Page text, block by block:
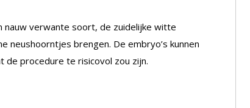
verwante soort, de zuidelijke witte
neushoorntjes brengen. De embryo’s kunnen
de procedure te risicovol zou zijn.